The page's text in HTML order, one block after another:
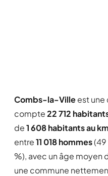
Combs-la-Villeest une
compte22 712
de1 608 habitants au
entre11 018 hommes
%), avec un âge moyen
une commune